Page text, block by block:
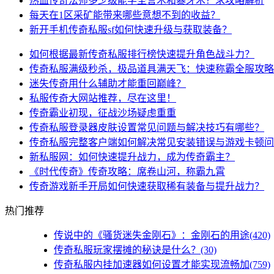
每天在1区采矿能带来哪些意想不到的收益？
新开手机传奇私服sf如何快速升级与获取装备？
如何根据最新传奇私服排行榜快速提升角色战斗力？
传奇私服满级秒杀，极品道具满天飞：快速称霸全服攻略
迷失传奇用什么辅助才能重回巅峰？
私服传奇大网站推荐，尽在这里！
传奇霸业初现，征战沙场疑虑重重
传奇私服登录器皮肤设置常见问题与解决技巧有哪些？
传奇私服完整客户端如何解决常见安装错误与游戏卡顿
新私服网：如何快速提升战力，成为传奇霸主？
《时代传奇》传奇攻略：席卷山河，称霸九霄
传奇游戏新手开局如何快速获取稀有装备与提升战力？
热门推荐
传说中的《骚货迷失金刚石》：金刚石的用途(420)
传奇私服玩家摆摊的秘诀是什么？(30)
传奇私服内挂加速器如何设置才能实现流畅加(759)